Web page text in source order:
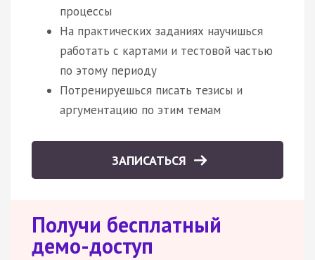
процессы
На практических заданиях научишься
работать с картами и тестовой частью
по этому периоду
Потренируешься писать тезисы и
аргументацию по этим темам
ЗАПИСАТЬСЯ
Получи бесплатный
демо-доступ